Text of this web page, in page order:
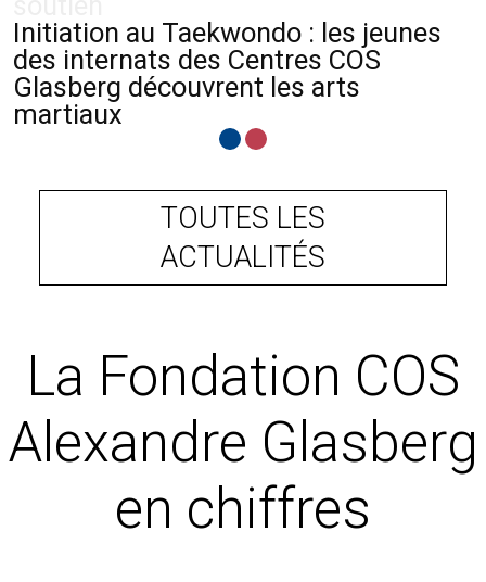
Initiation au Taekwondo : les jeunes
des internats des Centres COS
Glasberg découvrent les arts
martiaux
TOUTES LES
ACTUALITÉS
La Fondation COS
Alexandre Glasberg
en chiffres